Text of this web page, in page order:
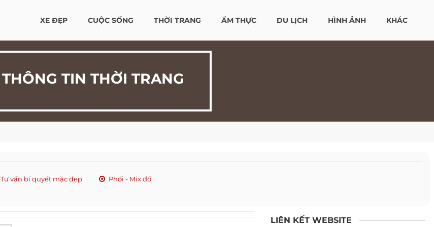
XE ĐẸP CUỘC SỐNG THỜI TRANG ẨM THỰC DU LỊCH HÌNH ẢNH KHÁC
THÔNG TIN THỜI TRANG
Tư vấn bí quyết mặc đẹp Phối - Mix đồ
LIÊN KẾT WEBSITE